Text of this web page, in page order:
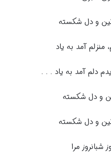
آمد به یاد
دلم آمد به یاد . . .
و دل شکسته
شبانروز مرا